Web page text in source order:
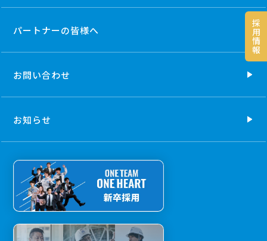
採
用
情
報
パートナーの皆様へ
お問い合わせ
お知らせ